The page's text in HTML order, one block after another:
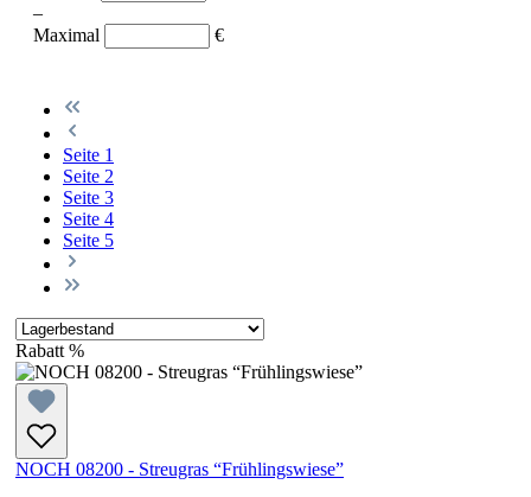
–
Maximal
€
Seite 1
Seite 2
Seite 3
Seite 4
Seite 5
Rabatt %
NOCH 08200 - Streugras “Frühlingswiese”